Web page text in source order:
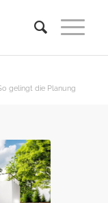
gelingt die Planung